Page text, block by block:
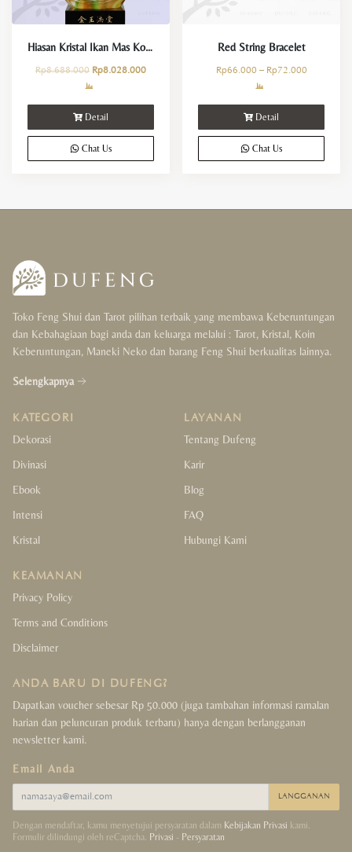
Hiasan Kristal Ikan Mas Koki Keberuntungan
Rp8.688.000 Rp8.028.000
Detail
Chat Us
Red String Bracelet
Rp66.000 – Rp72.000
Detail
Chat Us
Toko Feng Shui dan Tarot pilihan terbaik yang membawa Keberuntungan
dan Kebahagiaan bagi anda dan keluarga melalui : Tarot, Kristal, Koin
Keberuntungan, Maneki Neko dan barang Feng Shui berkualitas lainnya.
Selengkapnya
KATEGORI
Dekorasi
Divinasi
Ebook
Intensi
Kristal
LAYANAN
Tentang Dufeng
Karir
Blog
FAQ
Hubungi Kami
KEAMANAN
Privacy Policy
Terms and Conditions
Disclaimer
ANDA BARU DI DUFENG?
Dapatkan voucher sebesar Rp 50.000 (juga tambahan informasi ramalan
harian dan peluncuran produk terbaru) hanya dengan berlangganan
newsletter kami.
Email Anda
LANGGANAN
Dengan mendaftar, kamu menyetujui persyaratan dalam Kebijakan Privasi kami.
Formulir dilindungi oleh reCaptcha. Privasi - Persyaratan